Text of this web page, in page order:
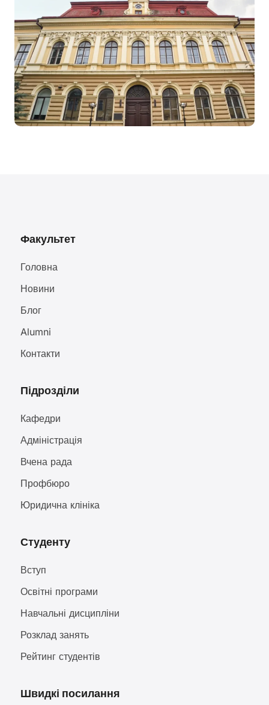
Факультет
Головна
Новини
Блог
Alumni
Контакти
Підрозділи
Кафедри
Адміністрація
Вчена рада
Профбюро
Юридична клініка
Студенту
Вступ
Освітні програми
Навчальні дисципліни
Розклад занять
Рейтинг студентів
Швидкі посилання